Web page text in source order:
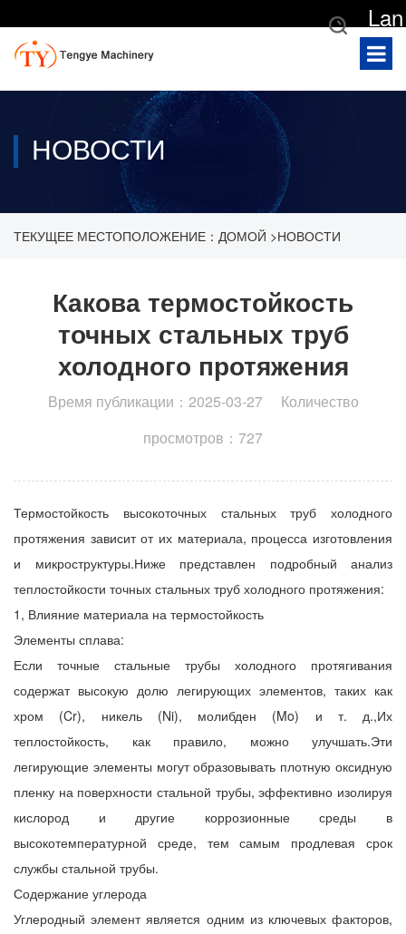
НОВОСТИ
ТЕКУЩЕЕ МЕСТОПОЛОЖЕНИЕ： ДОМОЙ >НОВОСТИ
ТОЧНЫХ СТАЛЬНЫХ ТРУБ ХОЛОДНОГО ПРОТЯЖЕНИЯ
Какова термостойкость
точных стальных труб
холодного протяжения
Время публикации：2025-03-27 Количество
просмотров：727
Термостойкость высокоточных стальных труб холодного
протяжения зависит от их материала, процесса изготовления
и микроструктуры.Ниже представлен подробный анализ
теплостойкости точных стальных труб холодного протяжения:
1, Влияние материала на термостойкость
Элементы сплава:
Если точные стальные трубы холодного протягивания
содержат высокую долю легирующих элементов, таких как
хром (Cr), никель (Ni), молибден (Mo) и т. д.,Их
теплостойкость, как правило, можно улучшать.Эти
легирующие элементы могут образовывать плотную оксидную
пленку на поверхности стальной трубы, эффективно изолируя
кислород и другие коррозионные среды в
высокотемпературной среде, тем самым продлевая срок
службы стальной трубы.
Содержание углерода
Углеродный элемент является одним из ключевых факторов,
Lan
gua
ge